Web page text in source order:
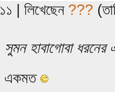
১১ | লিখেছেন ???
সুমন হাবাগোবা
একমত